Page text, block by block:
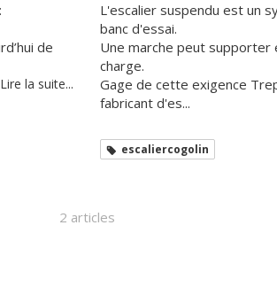
de
Lire la suite...
L'escalier suspendu est un
banc d'essai.
Une marche peut
charge.
Gage de cette exigence
fabricant d'es...
escaliercogolin
2 articles